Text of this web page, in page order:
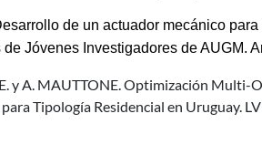
de un actuador mecánico
Jóvenes Investigadores de AUGM.
y A. MAUTTONE. Optimización
Tipología Residencial en Uruguay.